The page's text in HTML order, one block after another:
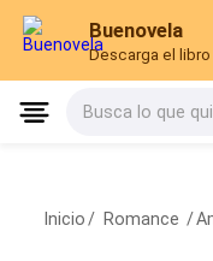
Buenovela
Descarga el
Busca lo que
Inicio / Romance /